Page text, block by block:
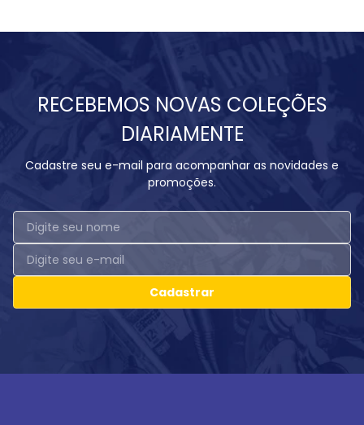
RECEBEMOS NOVAS COLEÇÕES
DIARIAMENTE
Cadastre seu e-mail para acompanhar as novidades e
promoções.
Cadastrar